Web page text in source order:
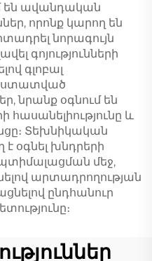
են ավանդական
որոնք կարող են
նորագույն
գոյությունների
գլոբալ
նրանք օգնում են
հասանելիությունը և
Տեխնիկական
է օգնել խնդրերի
մեջ,
արտադրողության
ընդհանուր